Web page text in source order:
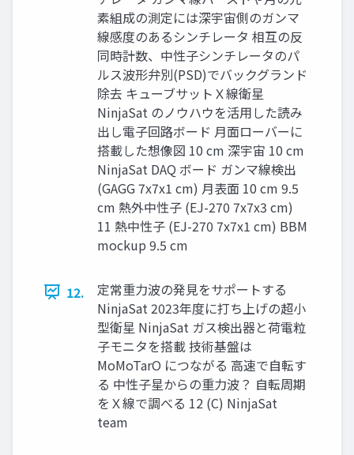
素組成の測定には深宇宙側のガンマ
線感度のあるシンチレータ 相互の反
同時計数、中性子シンチレータのパ
ルス波形弁別(PSD)でバックグランド
除去 キューブサットＸ線衛星
NinjaSat のノウハウを活用した読み
出し電子回路ボード 月面ローバーに
搭載した想像図 10 cm 深宇宙 10 cm
NinjaSat DAQ ボード ガンマ線検出
(GAGG 7x7x1 cm) 月表面 10 cm 9.5
cm 熱外中性子 (EJ-270 7x7x3 cm)
11 熱中性子 (EJ-270 7x7x1 cm) BBM
mockup 9.5 cm
12.
定常重力波の発見をサポートする
NinjaSat 2023年度に打ち上げの超小
型衛星 NinjaSat ガス検出器と荷電粒
子モニタを搭載 技術基盤は
MoMoTarO につながる 高速で自転す
る 中性子星からの重力波？ 自転周期
をＸ線で調べる 12 (C) NinjaSat
team